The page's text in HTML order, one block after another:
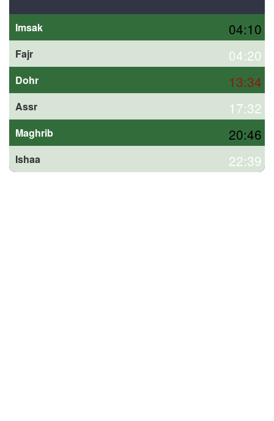
Imsak 04:10
Fajr 04:20
Dohr 13:34
Assr 17:32
Maghrib 20:46
Ishaa 22:39